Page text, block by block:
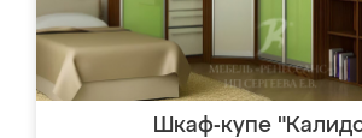
Шкаф-купе